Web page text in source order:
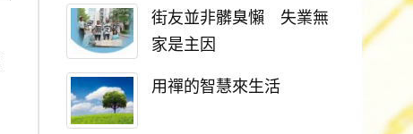
街友並非髒臭懶 失業無
家是主因
用禪的智慧來生活